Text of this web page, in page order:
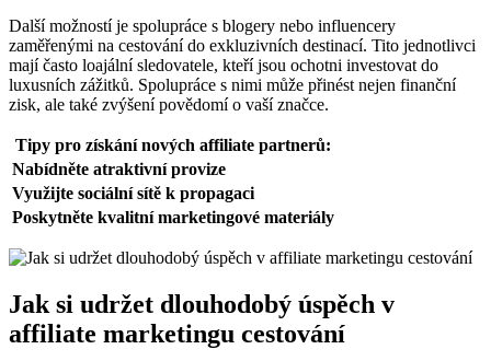
Další možností je spolupráce s blogery nebo influencery
zaměřenými na cestování do exkluzivních destinací. Tito jednotlivci
mají často loajální sledovatele, kteří jsou ochotni investovat do
luxusních zážitků. Spolupráce s nimi může přinést nejen finanční
zisk, ale také zvýšení povědomí o vaší značce.
Tipy pro získání nových affiliate partnerů:
Nabídněte atraktivní provize
Využijte sociální sítě k propagaci
Poskytněte kvalitní marketingové materiály
Jak si udržet dlouhodobý úspěch v
affiliate marketingu cestování